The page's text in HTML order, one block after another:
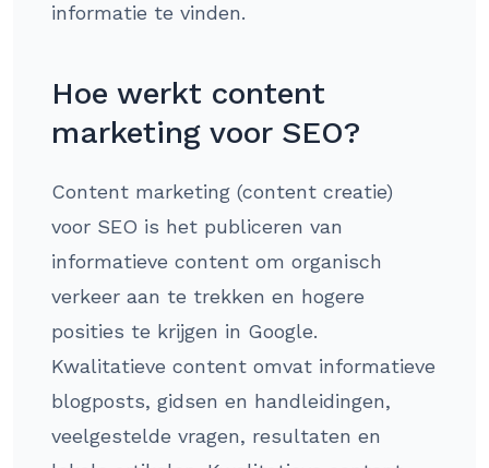
informatie te vinden.
Hoe werkt content
marketing voor SEO?
Content marketing (content creatie)
voor SEO is het publiceren van
informatieve content om organisch
verkeer aan te trekken en hogere
posities te krijgen in Google.
Kwalitatieve content omvat informatieve
blogposts, gidsen en handleidingen,
veelgestelde vragen, resultaten en